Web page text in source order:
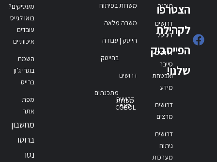
הצטרפו
לקהילת
הפייסבוק
שלנו!
תוכנה
דרושים
דיגיטל
דרושים
סייבר
ואבטחת
מידע
דרושים
מרצים
דרושים
ניתוח
מערכות
משרות בפיתוח
משרה מלאה
הייטק | עבודה
בהייטק
דרושים
מתכנתים
דרושים
סאפ
משרות
COBOL
מעסיקים?
בואו לגייס
עובדים
איכותיים
השמת
בוגרי ג’ון
ברייס
מפת
אתר
מחשבון
ברוטו
נטו